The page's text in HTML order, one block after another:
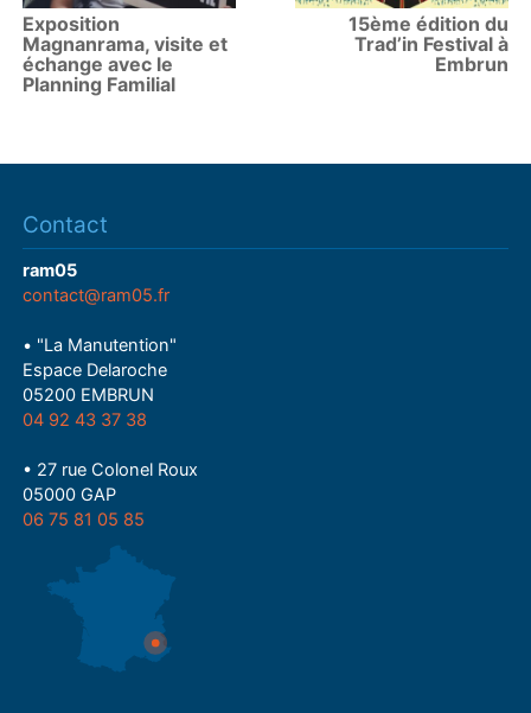
Exposition
Magnanrama, visite et
échange avec le
Planning Familial
15ème édition du
Trad’in Festival à
Embrun
Contact
ram05
contact@ram05.fr
• "La Manutention"
Espace Delaroche
05200 EMBRUN
04 92 43 37 38
• 27 rue Colonel Roux
05000 GAP
06 75 81 05 85